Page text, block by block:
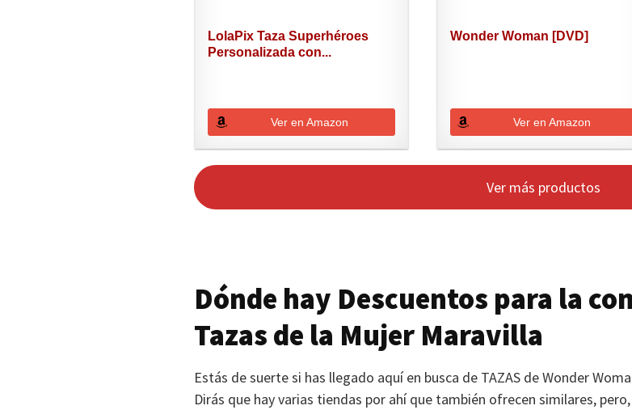
LolaPix Taza Superhéroes
Personalizada con...
Ver en Amazon
Wonder Woman [DVD]
Ver en Amazon
Ver más productos
Dónde hay Descuentos para la
Tazas de la Mujer Maravilla
Estás de suerte si has llegado aquí en busca de TAZAS de Wonder
Dirás que hay varias tiendas por ahí que también ofrecen similares,